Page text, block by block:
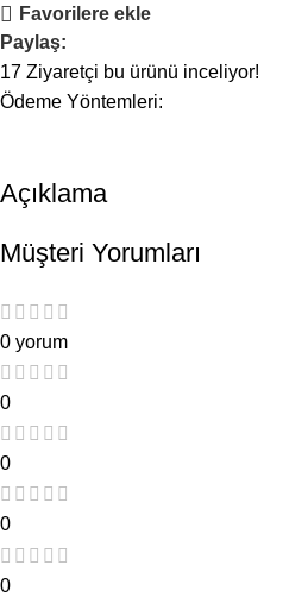
Favorilere ekle
Paylaş:
17 Ziyaretçi bu ürünü inceliyor!
Ödeme Yöntemleri:
Açıklama
Müşteri Yorumları
0 yorum
0
0
0
0